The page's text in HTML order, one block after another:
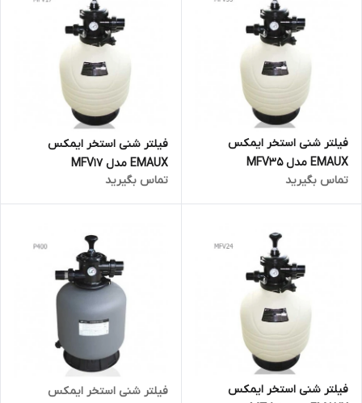
فیلتر شنی استخر ایمکس
EMAUX مدل MFV35
تماس بگیرید
فیلتر شنی استخر ایمکس
EMAUX مدل MFV17
تماس بگیرید
فیلتر شنی استخر ایمکس
فیلتر شنی استخر ایمکس